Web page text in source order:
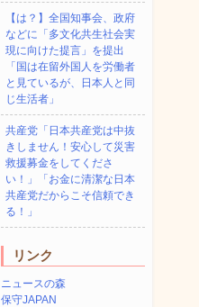
【は？】全国知事会、政府
などに「多文化共生社会実
現に向けた提言」を提出
「国は在留外国人を労働者
と見ているが、日本人と同
じ生活者」
共産党「日本共産党は中抜
きしません！安心して災害
救援募金をしてくださ
い！」「お金に清潔な日本
共産党だからこそ信頼でき
る！」
リンク
ニュースの森
保守JAPAN